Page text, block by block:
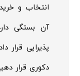
انتخاب و
آن بستگی
پذیرایی
دکوری قرار